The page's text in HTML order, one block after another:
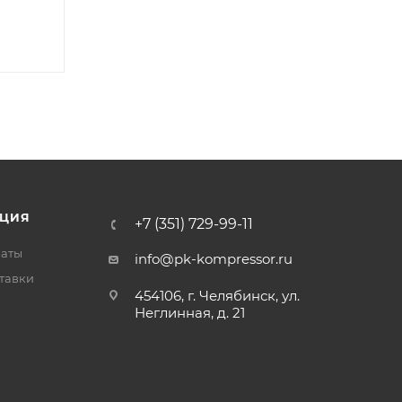
+7 (351) 729-99-11
info@pk-kompressor.ru
454106, г. Челябинск, ул.
Неглинная, д. 21